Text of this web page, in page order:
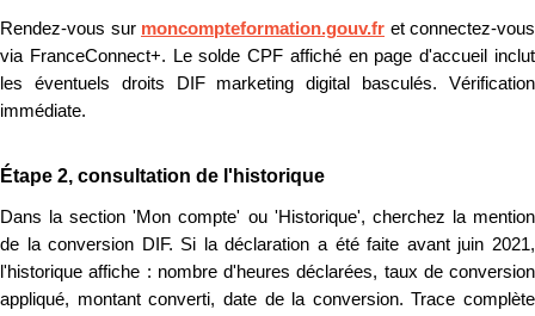
Rendez-vous sur moncompteformation.gouv.fr et connectez-vous
via FranceConnect+. Le solde CPF affiché en page d'accueil inclut
les éventuels droits DIF marketing digital basculés. Vérification
immédiate.
Étape 2, consultation de l'historique
Dans la section 'Mon compte' ou 'Historique', cherchez la mention
de la conversion DIF. Si la déclaration a été faite avant juin 2021,
l'historique affiche : nombre d'heures déclarées, taux de conversion
appliqué, montant converti, date de la conversion. Trace complète